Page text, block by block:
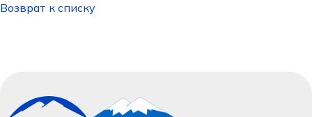
Возврат к списку